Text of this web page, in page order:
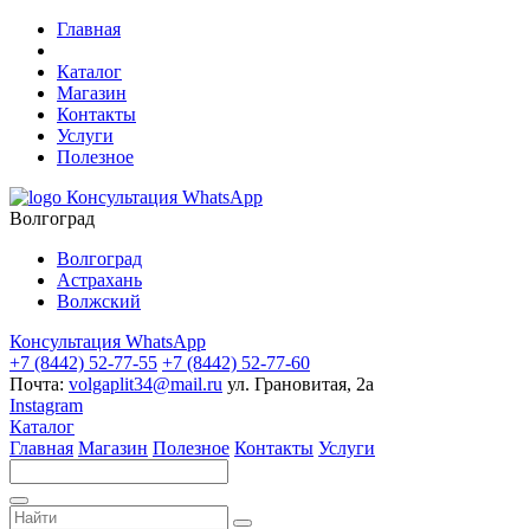
Главная
Каталог
Магазин
Контакты
Услуги
Полезное
Консультация WhatsApp
Волгоград
Волгоград
Астрахань
Волжский
Консультация WhatsApp
+7 (8442) 52-77-55 +7 (8442) 52-77-60
Почта: volgaplit34@mail.ru ул. Грановитая, 2а
Instagram
Каталог
Главная Магазин Полезное Контакты Услуги